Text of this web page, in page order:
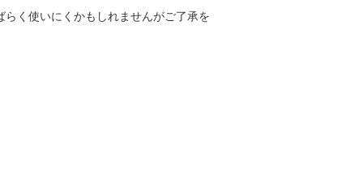
く使いにくかもしれませんがご了承を